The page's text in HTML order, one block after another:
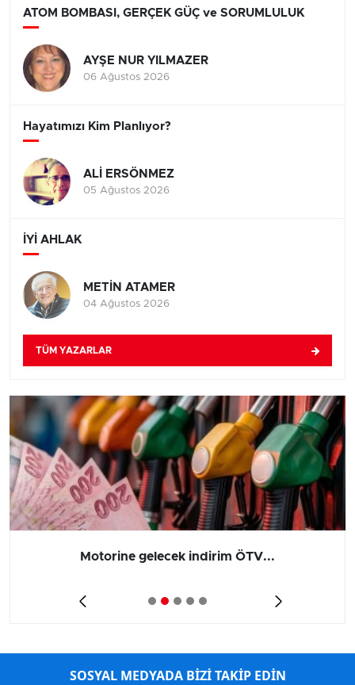
ATOM BOMBASI, GERÇEK GÜÇ ve SORUMLULUK
AYŞE NUR YILMAZER
06 Ağustos 2026
Hayatımızı Kim Planlıyor?
ALİ ERSÖNMEZ
05 Ağustos 2026
İYİ AHLAK
METİN ATAMER
04 Ağustos 2026
TÜM YAZARLAR
Motorine gelecek indirim ÖTV...
SOSYAL MEDYADA BİZİ TAKİP EDİN